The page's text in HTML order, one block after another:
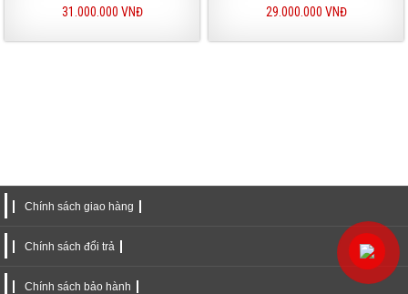
31.000.000 VNĐ
29.000.000 VNĐ
Chính sách giao hàng
Chính sách đổi trả
Chính sách bảo hành